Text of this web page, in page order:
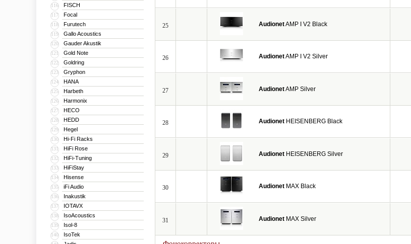
116 FISCH
117 Focal
118 Furutech
119 Gallo Acoustics
120 Gauder Akustik
121 Gold Note
122 Goldring
123 Gryphon
124 HANA
125 Harbeth
126 Harmonix
127 HECO
128 HEDD
129 Hegel
130 Hi-Fi Racks
131 HiFi Rose
132 HiFi-Tuning
133 HiFiStay
134 Hisense
135 iFi Audio
136 Inakustik
137 IOTAVX
138 IsoAcoustics
139 Isol-8
140 IsoTek
25 AudionetAMP I V2 Black
26 AudionetAMP I V2 Silver
27 AudionetAMP Silver
28 Audionet HEISENBERG Black
29 Audionet HEISENBERG Silver
30 Audionet MAX Black
31 Audionet MAX Silver